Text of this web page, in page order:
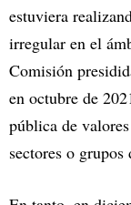
estuviera
irregular en el
Comisión
en octubre de
pública de
sectores o grupos